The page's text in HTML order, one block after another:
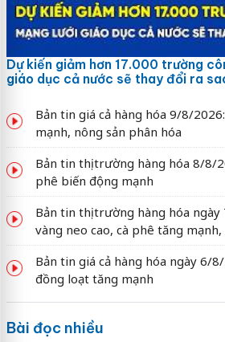
Dự kiến giảm hơn 17.000 trường
giáo dục cả nước sẽ thay đổi ra
Bản tin giá cả hàng hóa 9/8/
mạnh, nông sản phân hóa
Bản tin thị trường hàng hóa 8/8/
phê biến động mạnh
Bản tin thị trường hàng hóa
vàng neo cao, cà phê tăng
Bản tin giá cả hàng hóa ngày 6/
đồng loạt tăng mạnh
Bài đọc nhiều